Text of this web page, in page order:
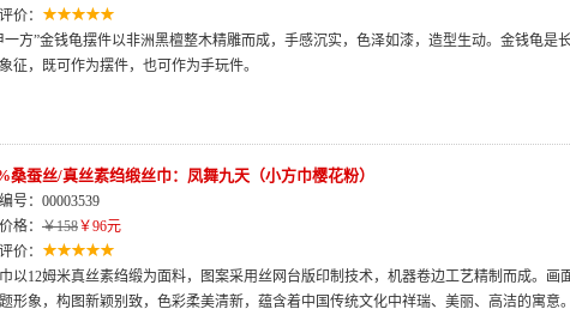
价：
一方”金钱龟摆件以非洲黑檀整木精雕而成，手感沉实，色泽如漆，造型生动。金钱龟是
征，既可作为摆件，也可作为手玩件。
桑蚕丝/真丝素绉缎丝巾：凤舞九天（小方巾樱花粉）
号：00003539
格： ￥158￥96元
价：
以12姆米真丝素绉缎为面料，图案采用丝网台版印制技术，机器卷边工艺精制而成。画
形象，构图新颖别致，色彩柔美清新，蕴含着中国传统文化中祥瑞、美丽、高洁的寓意。